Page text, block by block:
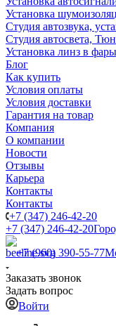
Установка
Студия автозвука,
Студия автосвета,
Установка линз в
Блог
Как купить
Условия оплаты
Условия доставки
Гарантия на товар
Компания
О компании
Новости
Отзывы
Карьера
Контакты
Контакты
+7 (347) 246-42-20
+7 (347) 246-42-20
+7 (960) 390-55-77
Заказать звонок
Задать вопрос
Войти